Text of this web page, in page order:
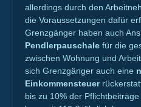
allerdings durch den
die Voraussetzungen dafür
Grenzgänger haben auch
Pendlerpauschale für die
zwischen Wohnung und
sich Grenzgänger auch eine
Einkommensteuer
bis zu 10% der